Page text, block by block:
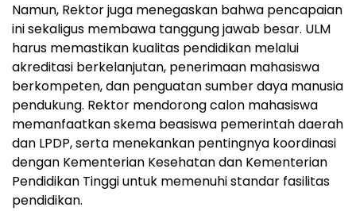
Namun, Rektor juga menegaskan bahwa pencapaian
ini sekaligus membawa tanggung jawab besar. ULM
harus memastikan kualitas pendidikan melalui
akreditasi berkelanjutan, penerimaan mahasiswa
berkompeten, dan penguatan sumber daya manusia
pendukung. Rektor mendorong calon mahasiswa
memanfaatkan skema beasiswa pemerintah daerah
dan LPDP, serta menekankan pentingnya koordinasi
dengan Kementerian Kesehatan dan Kementerian
Pendidikan Tinggi untuk memenuhi standar fasilitas
pendidikan.